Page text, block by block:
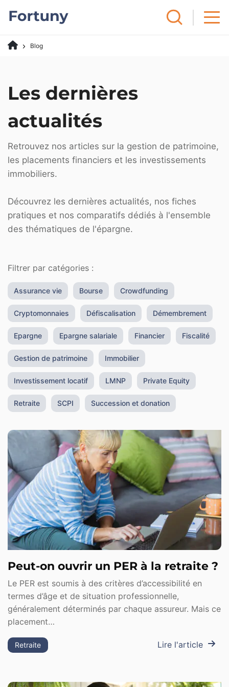
Blog
Les dernières
actualités
Retrouvez nos articles sur la gestion de patrimoine,
les placements financiers et les investissements
immobiliers.
Découvrez les dernières actualités, nos fiches
pratiques et nos comparatifs dédiés à l'ensemble
des thématiques de l'épargne.
Filtrer par catégories :
Assurance vie Bourse Crowdfunding
Cryptomonnaies Défiscalisation Démembrement
Epargne Epargne salariale Financier Fiscalité
Gestion de patrimoine Immobilier
Investissement locatif LMNP Private Equity
Retraite SCPI Succession et donation
Peut-on ouvrir un PER à la retraite ?
Le PER est soumis à des critères d’accessibilité en
termes d’âge et de situation professionnelle,
généralement déterminés par chaque assureur. Mais ce
placement…
Lire l'article
Retraite